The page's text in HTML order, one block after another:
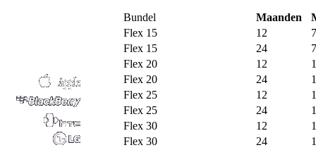
Bundel Maanden
Flex 15
12
Flex 15
24
Flex 20
12
Flex 20
24
Flex 25
12
Flex 25
24
Flex 30
12
Flex 30
24